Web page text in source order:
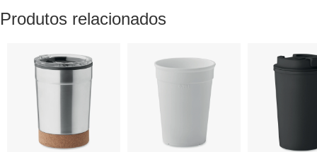
Produtos relacionados